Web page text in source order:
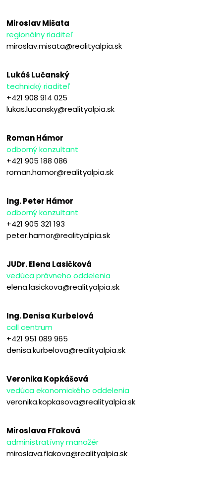
Miroslav Mišata
regionálny riaditeľ
miroslav.misata@realityalpia.sk
Lukáš Lučanský
technický riaditeľ
+421 908 914 025
lukas.lucansky@realityalpia.sk
Roman Hámor
odborný konzultant
+421 905 188 086
roman.hamor@realityalpia.sk
Ing. Peter Hámor
odborný konzultant
+421 905 321 193
peter.hamor@realityalpia.sk
JUDr. Elena Lasičková
vedúca právneho oddelenia
elena.lasickova@realityalpia.sk
Ing. Denisa Kurbelová
call centrum
+421 951 089 965
denisa.kurbelova@realityalpia.sk
Veronika Kopkášová
vedúca ekonomického oddelenia
veronika.kopkasova@realityalpia.sk
Miroslava Fľaková
administratívny manažér
miroslava.flakova@realityalpia.sk